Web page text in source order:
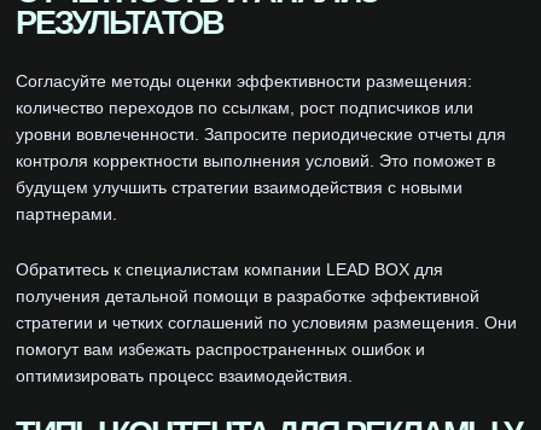
РЕЗУЛЬТАТОВ
Согласуйте методы оценки эффективности размещения:
количество переходов по ссылкам, рост подписчиков или
уровни вовлеченности. Запросите периодические отчеты для
контроля корректности выполнения условий. Это поможет в
будущем улучшить стратегии взаимодействия с новыми
партнерами.
Обратитесь к специалистам компании LEAD BOX для
получения детальной помощи в разработке эффективной
стратегии и четких соглашений по условиям размещения. Они
помогут вам избежать распространенных ошибок и
оптимизировать процесс взаимодействия.